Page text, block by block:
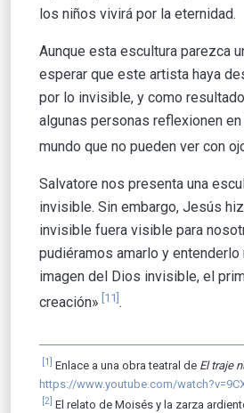
los niños vivirá por la eternidad.
Aunque esta escultura parezca
esperar que este artista haya
por lo invisible, y como
algunas personas reflexionen
mundo que no pueden ver con
Salvatore nos presenta una
invisible. Sin embargo, Jesús
invisible fuera visible para
pudiéramos amarlo y entenderlo
imagen del Dios invisible, el
creación» [11] .
[1] Enlace a una obra teatral de El traje
https://www.youtube.com/
[2] El relato de Moisés y la zarza